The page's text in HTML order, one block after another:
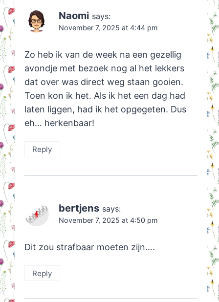
Naomi says:
November 7, 2025 at 4:44 pm
Zo heb ik van de week na een gezellig
avondje met bezoek nog al het lekkers
dat over was direct weg staan gooien.
Toen kon ik het. Als ik het een dag had
laten liggen, had ik het opgegeten. Dus
eh… herkenbaar!
Reply
bertjens says:
November 7, 2025 at 4:50 pm
Dit zou strafbaar moeten zijn….
Reply